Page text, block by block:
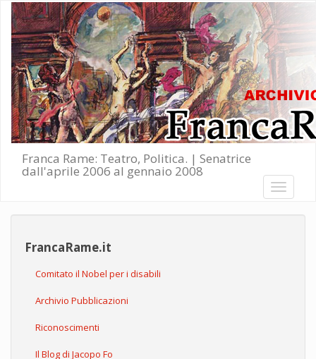
Salta al contenuto principale
Franca Rame: Teatro, Politica. | Senatrice
dall'aprile 2006 al gennaio 2008
Toggle
FrancaRame.it
Comitato il Nobel per i disabili
Archivio Pubblicazioni
Riconoscimenti
Il Blog di Jacopo Fo